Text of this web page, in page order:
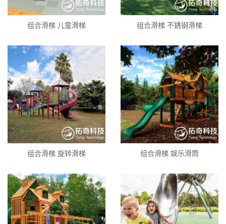
组合滑梯 儿童滑梯 组合滑梯 不銹钢滑梯
组合滑梯 旋转滑梯 组合滑梯 娱乐滑筒